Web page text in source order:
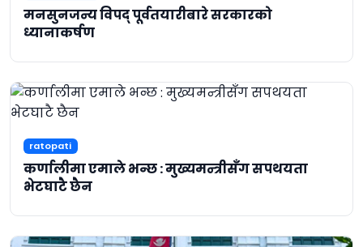
मनसुनजन्य विपद् पूर्वतयारीबारे सरकारको
ध्यानाकर्षण
ratopati
कर्णालीमा एमाले भन्छ : मुख्यमन्त्रीसँग सपथयता
भेटघाटै छैन